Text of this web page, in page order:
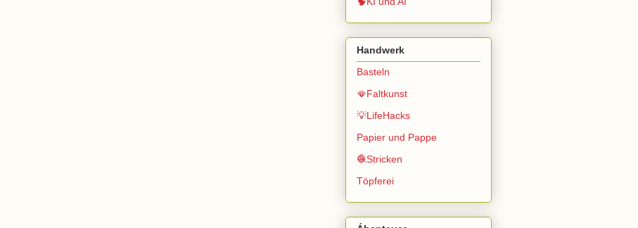
Handwerk
Basteln
🪭Faltkunst
💡LifeHacks
Papier und Pappe
🧶Stricken
Töpferei